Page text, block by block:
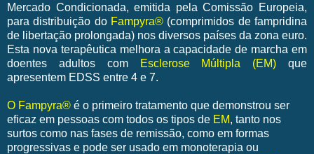
Mercado Condicionada, emitida pela Comissão Europeia,
para distribuição do Fampyra® (comprimidos de fampridina
de libertação prolongada) nos diversos países da zona euro.
Esta nova terapêutica melhora a capacidade de marcha em
doentes adultos com
Esclerose Múltipla (EM) que
apresentem EDSS entre 4 e 7.
O Fampyra® é o primeiro tratamento que demonstrou ser
eficaz em pessoas com todos os tipos de EM, tanto nos
surtos como nas fases de remissão, como em formas
progressivas e pode ser usado em monoterapia ou